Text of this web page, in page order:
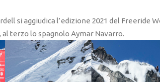
si aggiudica l’edizione 2021 del Freeride
al terzo lo spagnolo Aymar Navarro.